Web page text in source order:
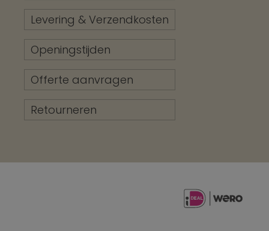
Levering & Verzendkosten
Openingstijden
Offerte aanvragen
Retourneren